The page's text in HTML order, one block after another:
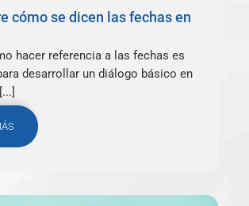
cómo se dicen las fechas en
hacer referencia a las fechas es
desarrollar un diálogo básico en